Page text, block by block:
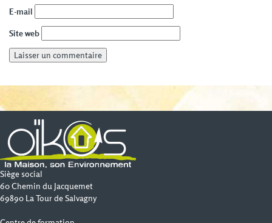
E-mail
Site web
Siège social
60 Chemin du Jacquemet
69890 La Tour de Salvagny